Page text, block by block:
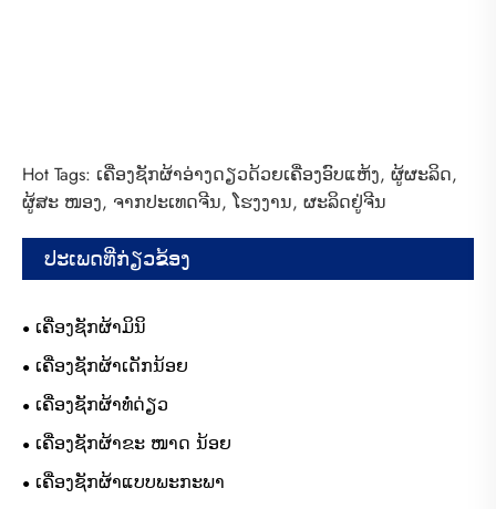
Hot Tags: ເຄື່ອງຊັກຜ້າອ່າງດຽວດ້ວຍເຄື່ອງອົບແຫ້ງ, ຜູ້ຜະລິດ,
ຜູ້ສະ ໜອງ, ຈາກປະເທດຈີນ, ໂຮງງານ, ຜະລິດຢູ່ຈີນ
ປະເພດທີ່ກ່ຽວຂ້ອງ
ເຄື່ອງຊັກຜ້າມິນິ
ເຄື່ອງຊັກຜ້າເດັກນ້ອຍ
ເຄື່ອງຊັກຜ້າທໍ່ດ່ຽວ
ເຄື່ອງຊັກຜ້າຂະ ໜາດ ນ້ອຍ
ເຄື່ອງຊັກຜ້າແບບພະກະພາ